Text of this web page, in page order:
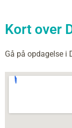
Kort over
Gå på opdagelse i